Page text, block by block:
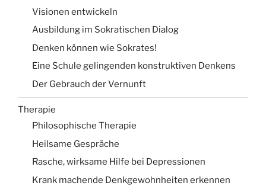
Visionen entwickeln
Ausbildung im Sokratischen Dialog
Denken können wie Sokrates!
Eine Schule gelingenden konstruktiven Denkens
Der Gebrauch der Vernunft
Therapie
Philosophische Therapie
Heilsame Gespräche
Rasche, wirksame Hilfe bei Depressionen
Krank machende Denkgewohnheiten erkennen